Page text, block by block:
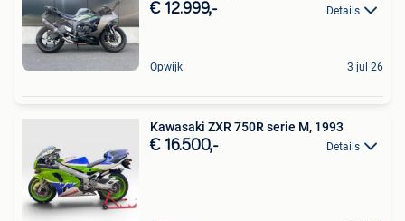
€ 12.999,- Details
Opwijk 3 jul 26
Kawasaki ZXR 750R serie M, 1993
€ 16.500,- Details